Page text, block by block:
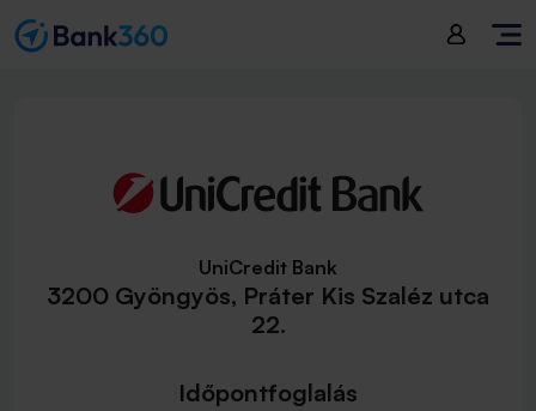
UniCredit Bank
3200 Gyöngyös, Práter Kis Szaléz utca
22.
Időpontfoglalás